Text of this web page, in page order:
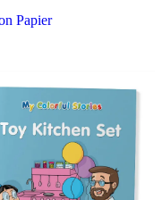
Papier